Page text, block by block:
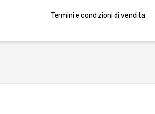
Termini e condizioni di vendita